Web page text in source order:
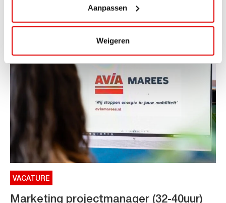
Aanpassen
Weigeren
Toe aan een ontspannen nachtje...
Lees verder
VACATURE
Marketing projectmanager (32-40uur)